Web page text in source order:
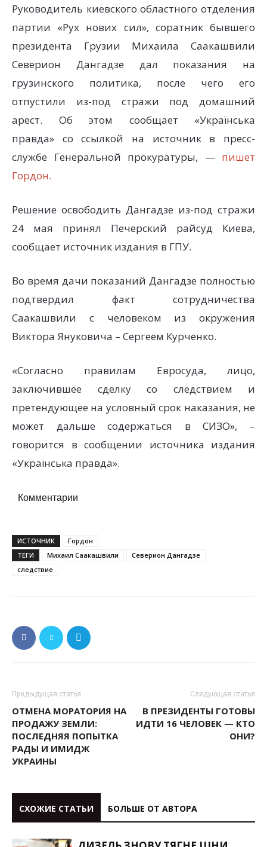
Руководитель киевского областного отделения
партии «Рух нових сил», соратник бывшего
президента Грузии Михаила Саакашвили
Северион Дангадзе дал показания на
грузинского политика, после чего его
отпустили из-под стражи под домашний
арест. Об этом сообщает «Українська
правда» со ссылкой на источник в пресс-
службе Генеральной прокуратуры, — пишет
Гордон.
Решение освободить Дангадзе из-под стражи
24 мая принял Печерский райсуд Киева,
сообщает источник издания в ГПУ.
Во время дачи показаний Дангадзе полностью
подтвердил факт сотрудничества
Саакашвили с человеком из окружения
Виктора Януковича – Сергеем Курченко.
«Согласно правилам Евросуда, лицо,
заключившее сделку со следствием и
претендующее на условный срок наказания, не
может дальше содержаться в СИЗО», –
говорится в сообщении источника издания
«Українська правда».
Комментарии
ИСТОЧНИК
Гордон
ТЕГИ
Михаил Саакашвили
Северион Дангадзе
следствие
Предыдущая статья
ОТМЕНА МОРАТОРИЯ НА
ПРОДАЖУ ЗЕМЛИ:
ПОСЛЕДНЯЯ ПОПЫТКА
РАДЫ И ИМИДЖ
УКРАИНЫ
Следующая статья
В ПРЕЗИДЕНТЫ ГОТОВЫ
ИДТИ 16 ЧЕЛОВЕК — КТО
ОНИ?
СХОЖИЕ СТАТЬИ БОЛЬШЕ ОТ АВТОРА